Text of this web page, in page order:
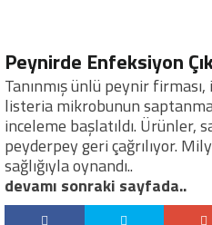
Peynirde Enfeksiyon
Tanınmış ünlü peynir
listeria mikrobunun
inceleme başlatıldı. Ürünler,
peyderpey geri çağrılıyor.
sağlığıyla oynandı..
devamı sonraki sayfada..